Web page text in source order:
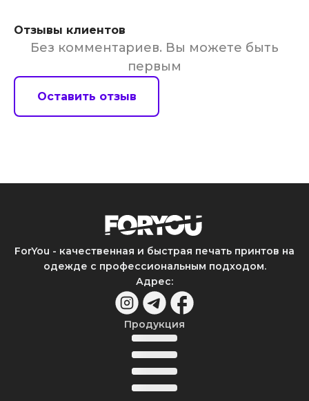
Отзывы клиентов
Без комментариев. Вы можете быть
первым
Оставить отзыв
ForYou - качественная и быстрая печать принтов на
одежде с профессиональным подходом.
Адрес:
Продукция